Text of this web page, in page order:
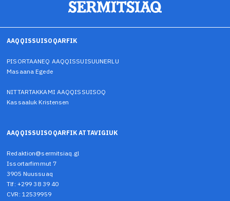
AAQQISSUISOQARFIK
PISORTAANEQ AAQQISSUISUUNERLU
Masaana Egede
NITTARTAKKAMI AAQQISSUISOQ
Kassaaluk Kristensen
AAQQISSUISOQARFIK ATTAVIGIUK
Redaktion@sermitsiaq.gl
Issortarfimmut 7
3905 Nuussuaq
Tlf: +299 38 39 40
CVR: 12539959